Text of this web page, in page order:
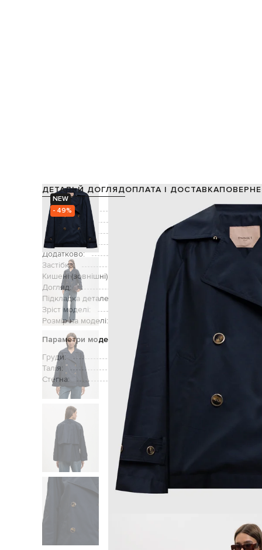
NEW
- 49%
ДЕТАЛІ Й ДОГЛЯДОПЛАТА І ДОСТАВКА
Склад:
Підкладка:
Колір:
Декор:
металевий логотип,
Додатково:
Застібка:
Кишені (зовнішні):
Догляд:
Підкладка деталей:
Зріст моделі:
Розмір на моделі:
Параметри моделі
Груди:
Талія:
Стегна: